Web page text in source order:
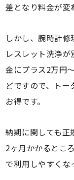
差となり料金が変
しかし、腕時計
レスレット洗浄
金にプラス2万円
どですので、ト
お得です。
納期に関しても
2ヶ月かかるとこ
で利用しやすくな